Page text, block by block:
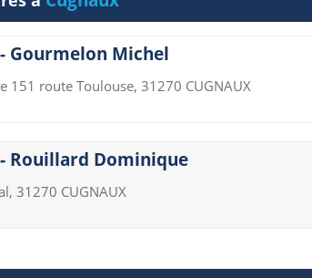
Gourmelon Michel
151 route Toulouse, 31270 CUGNAUX
Rouillard Dominique
31270 CUGNAUX